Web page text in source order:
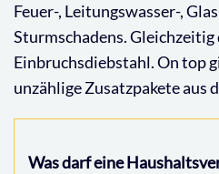
Feuer-, Leitungswasser-,
Sturmschadens. Gleichzeitig
Einbruchsdiebstahl. On top
unzählige Zusatzpakete aus
Was darf eine